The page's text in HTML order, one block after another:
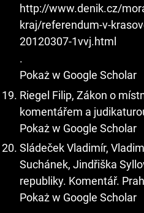
http://www.denik.cz/
kraj/referendum-v-
20120307-1vvj.html
.
Pokaż w Google Scholar
Riegel Filip, Zákon o
komentářem a
Pokaż w Google Scholar
Sládeček Vladimír,
Suchánek, Jindřiška
republiky. Komentář.
Pokaż w Google Scholar